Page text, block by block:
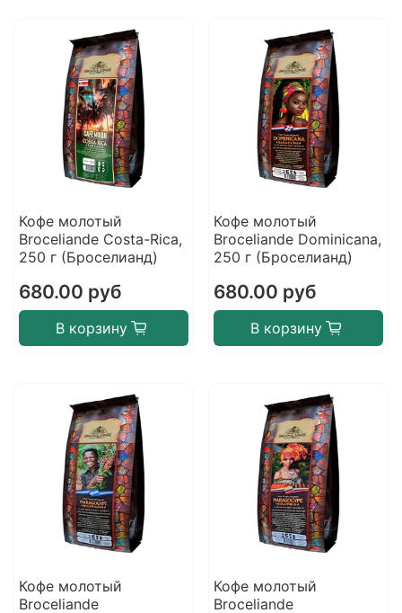
Кофе молотый
Broceliande Costa-Rica,
250 г (Броселианд)
680.00 руб
В корзину
Кофе молотый
Broceliande Dominicana,
250 г (Броселианд)
680.00 руб
В корзину
Кофе молотый
Broceliande
Кофе молотый
Broceliande